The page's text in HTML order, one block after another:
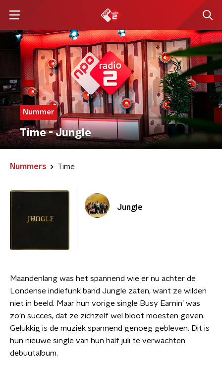
Nummer
Time - Jungle
Nummers Time
Jungle
Maandenlang was het spannend wie er nu achter de
Londense indiefunk band Jungle zaten, want ze wilden
niet in beeld. Maar hun vorige single Busy Earnin' was
zo'n succes, dat ze zichzelf wel bloot moesten geven.
Gelukkig is de muziek spannend genoeg gebleven. Dit is
hun nieuwe single van hun half juli te verwachten
debuutalbum.